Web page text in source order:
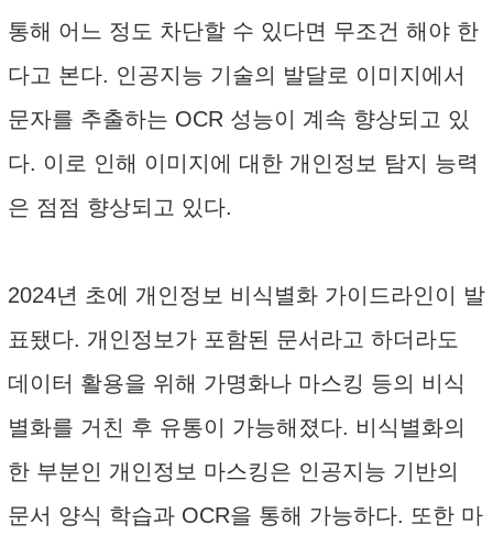
통해 어느 정도 차단할 수 있다면 무조건 해야 한
다고 본다. 인공지능 기술의 발달로 이미지에서
문자를 추출하는 OCR 성능이 계속 향상되고 있
다. 이로 인해 이미지에 대한 개인정보 탐지 능력
은 점점 향상되고 있다.
2024년 초에 개인정보 비식별화 가이드라인이 발
표됐다. 개인정보가 포함된 문서라고 하더라도
데이터 활용을 위해 가명화나 마스킹 등의 비식
별화를 거친 후 유통이 가능해졌다. 비식별화의
한 부분인 개인정보 마스킹은 인공지능 기반의
문서 양식 학습과 OCR을 통해 가능하다. 또한 마